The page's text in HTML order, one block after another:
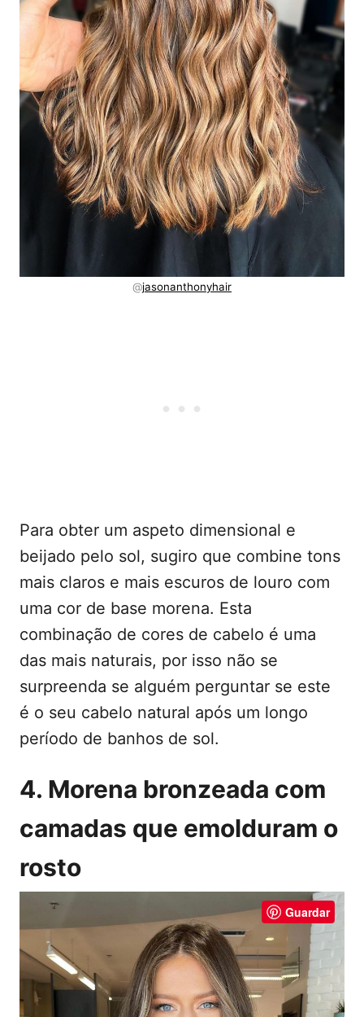
@jasonanthonyhair
Para obter um aspeto dimensional e
beijado pelo sol, sugiro que combine tons
mais claros e mais escuros de louro com
uma cor de base morena. Esta
combinação de cores de cabelo é uma
das mais naturais, por isso não se
surpreenda se alguém perguntar se este
é o seu cabelo natural após um longo
período de banhos de sol.
4. Morena bronzeada com
camadas que emolduram o
rosto
Guardar